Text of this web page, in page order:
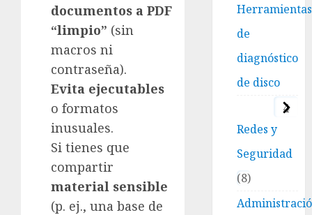
documentos a PDF
“limpio” (sin
macros ni
contraseña).
Evita ejecutables
o formatos
inusuales.
Si tienes que
compartir
material sensible
(p. ej., una base de
Herramientas
de
diagnóstico
de disco
4
Redes y
Seguridad
8